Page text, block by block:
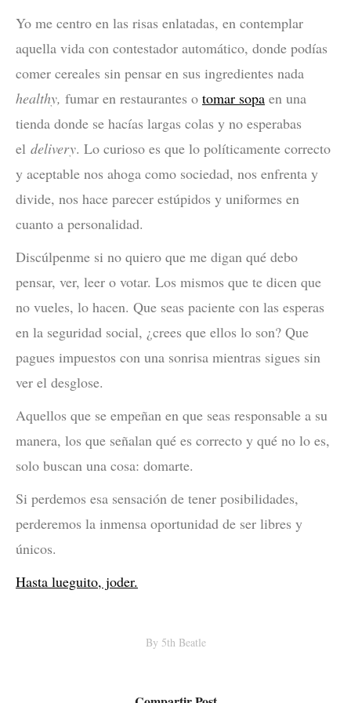
Yo me centro en las risas enlatadas, en contemplar
aquella vida con contestador automático, donde podías
comer cereales sin pensar en sus ingredientes nada
healthy, fumar en restaurantes o tomar sopa en una
tienda donde se hacías largas colas y no esperabas
el delivery. Lo curioso es que lo políticamente correcto
y aceptable nos ahoga como sociedad, nos enfrenta y
divide, nos hace parecer estúpidos y uniformes en
cuanto a personalidad.
Discúlpenme si no quiero que me digan qué debo
pensar, ver, leer o votar. Los mismos que te dicen que
no vueles, lo hacen. Que seas paciente con las esperas
en la seguridad social, ¿crees que ellos lo son? Que
pagues impuestos con una sonrisa mientras sigues sin
ver el desglose.
Aquellos que se empeñan en que seas responsable a su
manera, los que señalan qué es correcto y qué no lo es,
solo buscan una cosa: domarte.
Si perdemos esa sensación de tener posibilidades,
perderemos la inmensa oportunidad de ser libres y
únicos.
Hasta lueguito, joder.
By 5th Beatle